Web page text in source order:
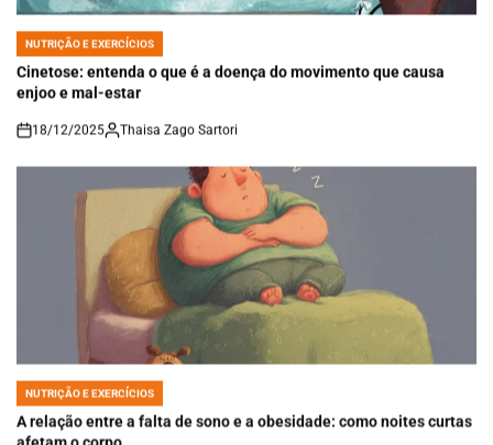
POSTED
NUTRIÇÃO E EXERCÍCIOS
Cinetose: entenda o que é a doença do movimento que causa
enjoo e mal-estar
on
18/12/2025 Thaisa Zago Sartori
POSTED
IN
NUTRIÇÃO E EXERCÍCIOS
A relação entre a falta de sono e a obesidade: como noites curtas
afetam o corpo